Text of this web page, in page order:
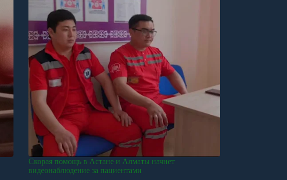
Скорая помощь в Астане и Алматы начнет
видеонаблюдение за пациентами